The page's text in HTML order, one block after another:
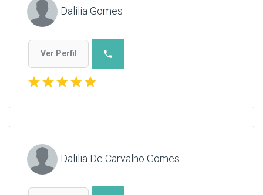
Dalilia Gomes
Ver Perfil phone
starstarstarstarstar
Dalilia De Carvalho Gomes